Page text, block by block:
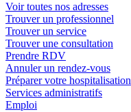
Voir toutes nos adresses
Trouver un professionnel
Trouver un service
Trouver une consultation
Prendre RDV
Annuler un rendez-vous
Préparer votre hospitalisation
Services administratifs
Emploi​